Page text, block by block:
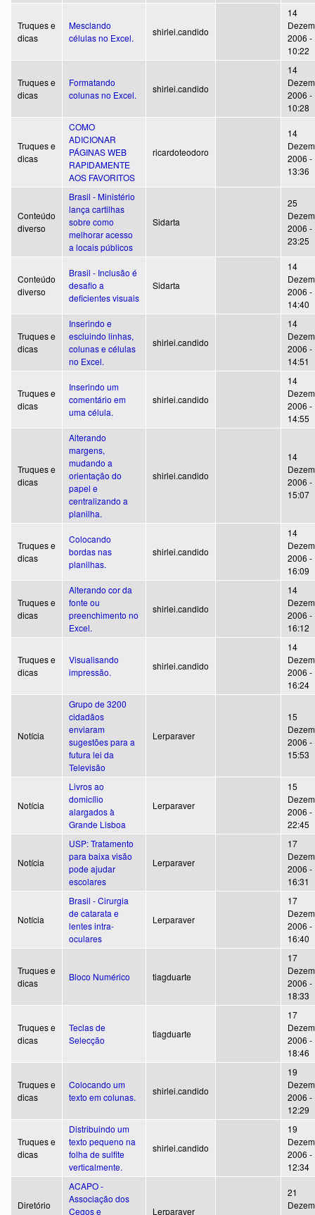
Truques e
dicas
Mesclando
células no Excel.
shirlei.candido
14
2006 -
10:22
Truques e
dicas
Formatando
colunas no Excel.
shirlei.candido
14
2006 -
10:28
Truques e
dicas
COMO
ADICIONAR
PÁGINAS WEB
RAPIDAMENTE
AOS FAVORITOS
ricardoteodoro
14
2006 -
13:36
Conteúdo
diverso
Brasil - Ministério
lança cartilhas
sobre como
melhorar acesso
a locais públicos
Sidarta
25
2006 -
23:25
Conteúdo
diverso
Brasil - Inclusão é
desafio a
deficientes visuais
Sidarta
14
2006 -
14:40
Truques e
dicas
Inserindo e
escluindo linhas,
colunas e células
no Excel.
shirlei.candido
14
2006 -
14:51
Truques e
dicas
Inserindo um
comentário em
uma célula.
shirlei.candido
14
2006 -
14:55
Truques e
dicas
Alterando
margens,
mudando a
orientação do
papel e
centralizando a
planilha.
shirlei.candido
14
2006 -
15:07
Truques e
dicas
Colocando
bordas nas
planilhas.
shirlei.candido
14
2006 -
16:09
Truques e
dicas
Alterando cor da
fonte ou
preenchimento no
Excel.
shirlei.candido
14
2006 -
16:12
Truques e
dicas
Visualisando
impressão.
shirlei.candido
14
2006 -
16:24
Notícia
Grupo de 3200
cidadãos
enviaram
sugestões para a
futura lei da
Televisão
Lerparaver
15
2006 -
15:53
Notícia
Livros ao
domicílio
alargados à
Grande Lisboa
Lerparaver
15
2006 -
22:45
Notícia
USP: Tratamento
para baixa visão
pode ajudar
escolares
Lerparaver
17
2006 -
16:31
Notícia
Brasil - Cirurgia
de catarata e
lentes intra-
oculares
Lerparaver
17
2006 -
16:40
Truques e
dicas
Bloco Numérico tiagduarte
17
2006 -
18:33
Truques e
dicas
Teclas de
Selecção
tiagduarte
17
2006 -
18:46
Truques e
dicas
Colocando um
texto em colunas.
shirlei.candido
19
2006 -
12:29
Truques e
dicas
Distribuindo um
texto pequeno na
folha de sulfite
verticalmente.
shirlei.candido
19
2006 -
12:34
Diretório
ACAPO -
Associação dos
Cegos e
Lerparaver
21